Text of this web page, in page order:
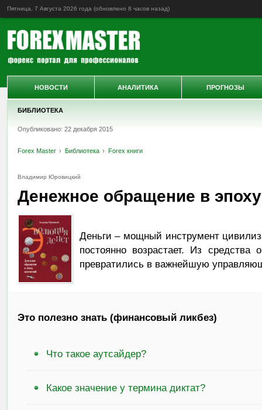
Пятница, 7 Августа 2026 года (обновлено 8 часов назад)
БИБЛИОТЕКА
Опубликовано: 22 декабря 2015
Forex Master Библиотека Forex книги
Владимир Юровицкий
Денежное обращение в
Деньги – мощный инструмент
постоянно возрастает. Из средства
превратились в важнейшую
Это полезно знать (финансовый ликбез)
Что такое аутсайдер?
Какое значение у термина диктат?
НОВОСТИ АНАЛИТИКА ПРОГНОЗЫ